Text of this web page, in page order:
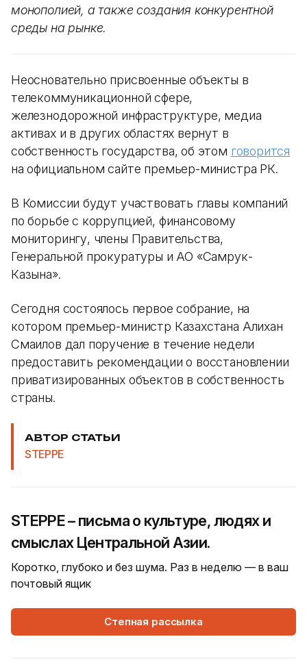
монополией, а также создания конкурентной
среды на рынке.
Неосновательно присвоенные объекты в
телекоммуникационной сфере,
железнодорожной инфраструктуре, медиа
активах и в других областях вернут в
собственность государства, об этом говорится
на официальном сайте премьер-министра РК.
В Комиссии будут участвовать главы компаний
по борьбе с коррупцией, финансовому
мониторингу, члены Правительства,
Генеральной прокуратуры и АО «Самрук-
Казына».
Сегодня состоялось первое собрание, на
котором премьер-министр Казахстана Алихан
Смаилов дал поручение в течение недели
предоставить рекомендации о восстановлении
приватизированных объектов в собственность
страны.
АВТОР СТАТЬИ
STEPPE
STEPPE – письма о культуре, людях и
смыслах Центральной Азии.
Коротко, глубоко и без шума. Раз в неделю — в ваш
почтовый ящик
Степная рассылка